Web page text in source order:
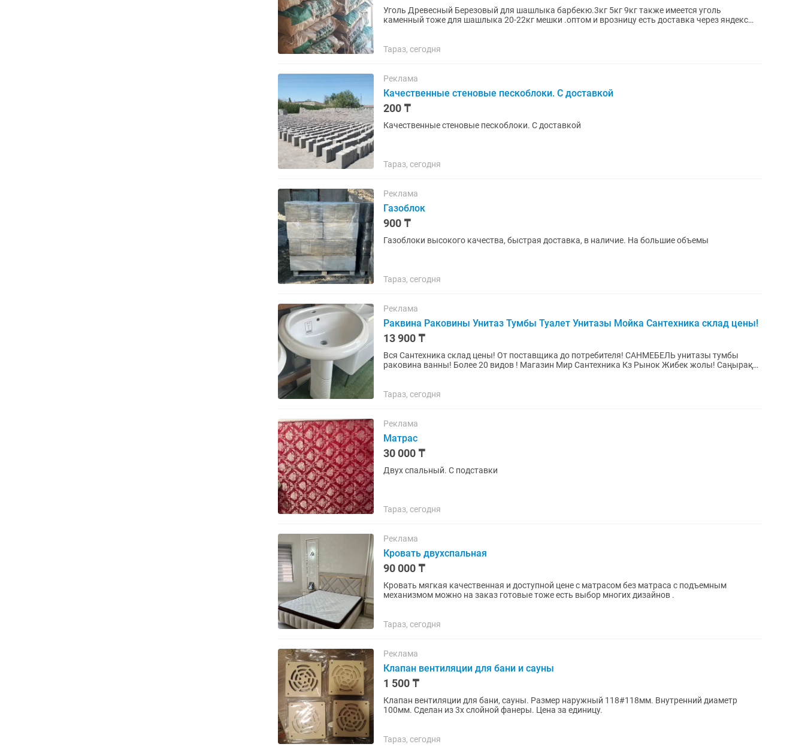
Уголь Древесный Березовый для шашлыка барбекю.3кг 5кг 9кг также имеется уголь
каменный тоже для шашлыка 20-22кг мешки .оптом и врозницу есть доставка через яндекс
Тараз, сегодня
Реклама
Качественные стеновые пескоблоки. С доставкой
200 ₸
Качественные стеновые пескоблоки. С доставкой
Тараз, сегодня
Реклама
Газоблок
900 ₸
Газоблоки высокого качества, быстрая доставка, в наличие. На большие объемы
Тараз, сегодня
Реклама
Раквина Раковины Унитаз Тумбы Туалет Унитазы Мойка Сантехника склад цены!
13 900 ₸
Вся Сантехника склад цены! От поставщика до потребителя! САНМЕБЕЛЬ унитазы тумбы
раковина ванны! Более 20 видов ! Магазин Мир Сантехника Кз Рынок Жибек жолы! Саңырақ
Тараз, сегодня
Реклама
Матрас
30 000 ₸
Двух спальный. С подставки
Тараз, сегодня
Реклама
Кровать двухспальная
90 000 ₸
Кровать мягкая качественная и доступной цене с матрасом без матраса с подъемным
механизмом можно на заказ готовые тоже есть выбор многих дизайнов .
Тараз, сегодня
Реклама
Клапан вентиляции для бани и сауны
1 500 ₸
Клапан вентиляции для бани, сауны. Размер наружный 118#118мм. Внутренний диаметр
100мм. Сделан из 3х слойной фанеры. Цена за единицу.
Тараз, сегодня